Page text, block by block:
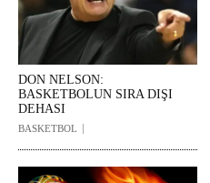
DON NELSON:
BASKETBOLUN SIRA DIŞI
DEHASI
BASKETBOL